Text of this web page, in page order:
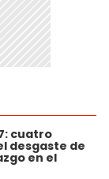
cuatro
desgaste de
en el